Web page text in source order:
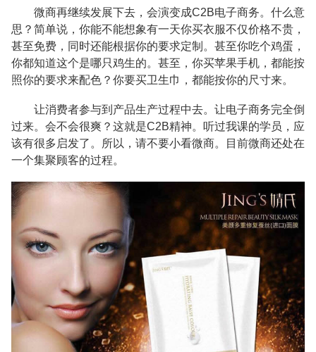
微商再继续发展下去，会演变成C2B电子商务。什么意
思？简单说，你能不能想象有一天你买衣服不仅价格不贵，
甚至免费，同时还能根据你的要求定制。甚至你吃个鸡蛋，
你都知道这个是哪只鸡生的。甚至，你买苹果手机，都能按
照你的要求来配色？你要买卫生巾，都能按你的尺寸来。
让消费者参与到产品生产过程中去。让电子商务完全倒
过来。会不会很爽？这就是C2B精神。听过我课的学员，应
该有很多启发了。所以，请不要小看微商。目前微商还处在
一个集聚顾客的过程。